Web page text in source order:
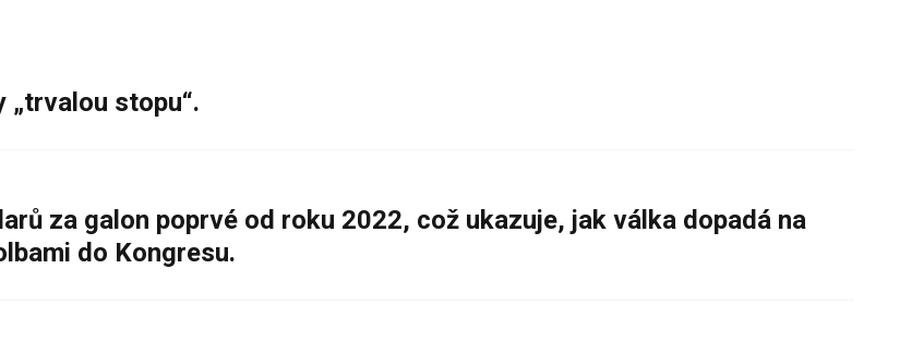
„trvalou stopu“.
za galon poprvé od roku 2022, což ukazuje, jak válka dopadá na
do Kongresu.